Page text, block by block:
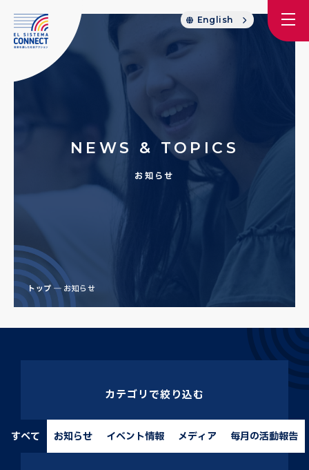
English
NEWS & TOPICS
お知らせ
トップ お知らせ
カテゴリで絞り込む
すべて お知らせ イベント情報 メディア 毎月の活動報告